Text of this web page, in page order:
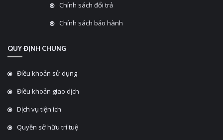
Chính sách đổi trả
Chính sách bảo hành
QUY ĐỊNH CHUNG
Điều khoản sử dụng
Điều khoản giao dịch
Dịch vụ tiện ích
Quyền sở hữu trí tuệ